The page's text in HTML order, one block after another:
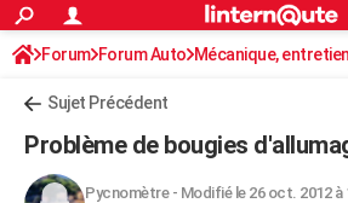
ACTUALITÉS
Politique
Société
Faits Divers
Education
Monde
Villes
+
FINANCE
S'inscrire
Connexion
Forum Forum Auto Mécanique,
Sujet Précédent
Problème de bougies
Pycnomètre- Modifié le 26 oct. 2012 à